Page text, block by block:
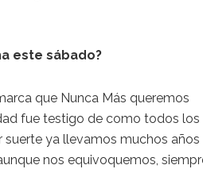
este sábado?
que Nunca Más queremos
fue testigo de como todos los
ya llevamos muchos años
nos equivoquemos,